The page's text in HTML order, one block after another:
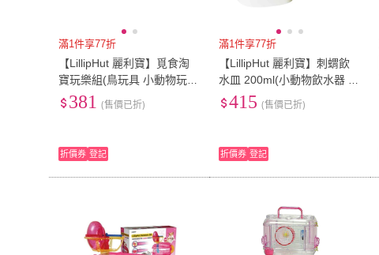
滿1件享77折
【LillipHut 麗利寶】覓食淘
寶玩樂組(鳥玩具 小動物玩具
抽拉盒 線軸盒)
381 (售價已折)
折價券 登記
滿1件享77折
【LillipHut 麗利寶】刺蝟飲
水皿 200ml(小動物飲水器 飲
水盤 水皿)
415 (售價已折)
折價券 登記